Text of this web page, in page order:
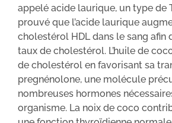
appelé acide laurique, un type de
prouvé que l’acide laurique
cholestérol HDL dans le sang afin
taux de cholestérol. L’huile de
de cholestérol en favorisant sa
pregnénolone, une molécule
nombreuses hormones
organisme. La noix de coco